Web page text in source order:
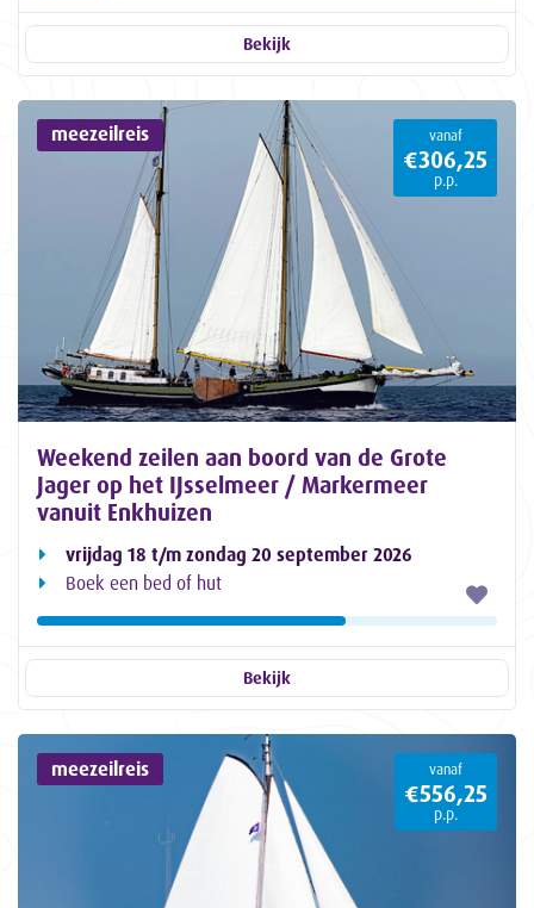
Bekijk
meezeilreis vanaf
€306,25
p.p.
Weekend zeilen aan boord van de Grote
Jager op het IJsselmeer / Markermeer
vanuit Enkhuizen
vrijdag 18 t/m zondag 20 september 2026
Boek een bed of hut
Bekijk
meezeilreis vanaf
€556,25
p.p.